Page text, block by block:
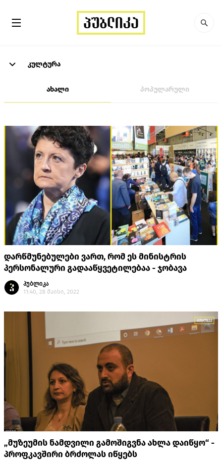
კულტურა
ახალი პოპულარული
დარწმუნებულები ვართ, რომ ეს მინისტრის
პერსონალური გადააწყვეტილებაა - ჯობავა
პუბლიკა
11:40, 28 მაისი, 2022
„მუზეუმის ნამდვილი გამოშიგვნა ახლა დაიწყო“ -
პროფკავშირი ბრძოლას იწყებს